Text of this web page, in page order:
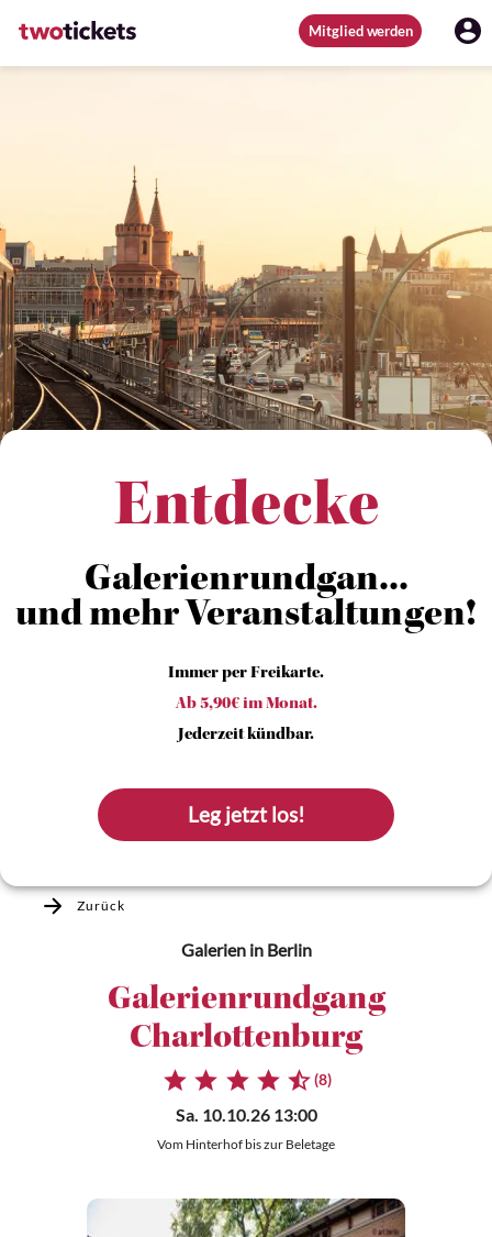
Mitglied werden
Entdecke
Galerienrundgan...
und mehr Veranstaltungen!
Immer per Freikarte.
Ab 5,90€ im Monat.
Jederzeit kündbar.
Leg jetzt los!
Zurück
Galerienin Berlin
Galerienrundgang
Charlottenburg
(8)
Sa. 10.10.26 13:00
Vom Hinterhof bis zur Beletage